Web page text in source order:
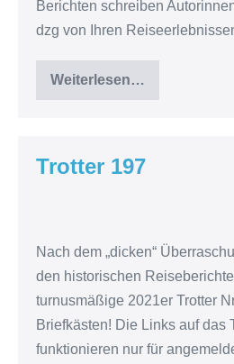
Berichten schreiben
dzg von Ihren
Weiterlesen…
Trotter
Trotter 197
Nach dem „dicken“
den historischen
turnusmäßige 2021er Trotter
Briefkästen! Die Links auf das
funktionieren nur für